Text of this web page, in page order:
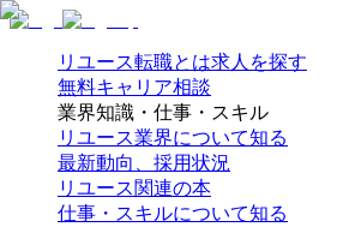
リユース転職とは求人を探す
無料キャリア相談
業界知識・仕事・スキル
リユース業界について知る
最新動向、採用状況
リユース関連の本
仕事・スキルについて知る